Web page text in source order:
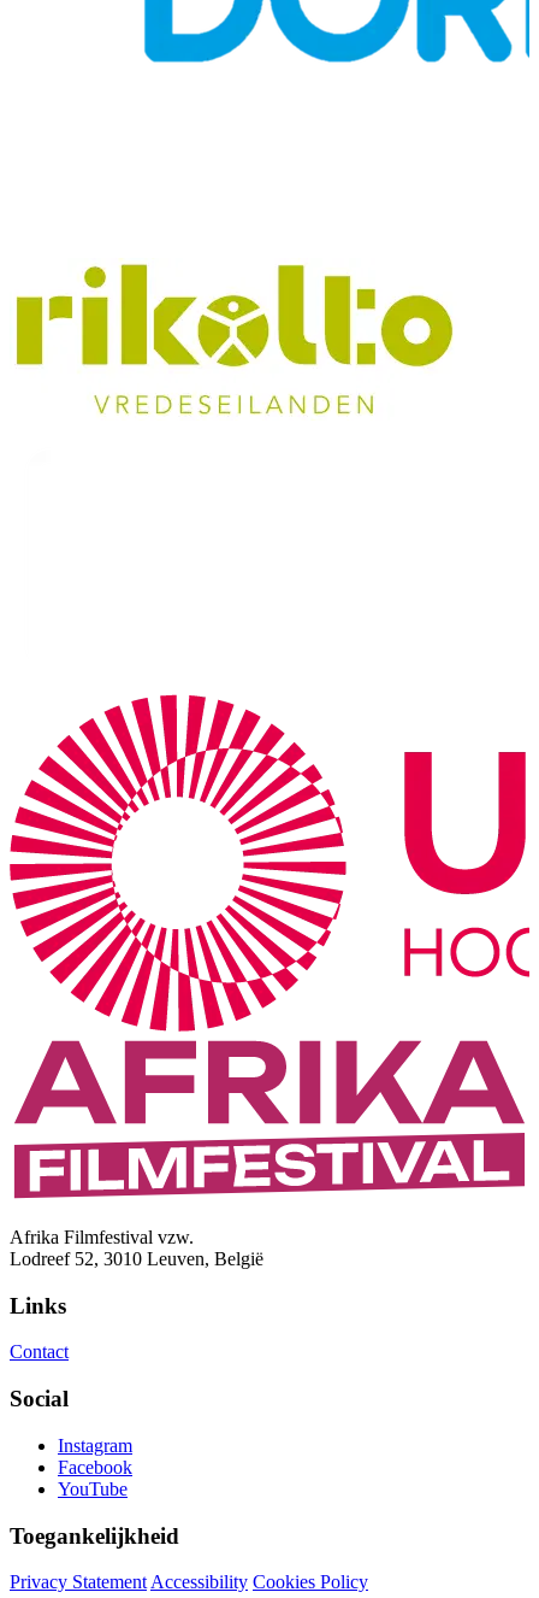
Afrika Filmfestival vzw.
Lodreef 52, 3010 Leuven, België
Links
Contact
Social
Instagram
Facebook
YouTube
Toegankelijkheid
Privacy Statement Accessibility Cookies Policy